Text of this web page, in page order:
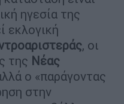
ηγεσία της
εκλογική
, οι
της Νέας
ο «παράγοντας
στην